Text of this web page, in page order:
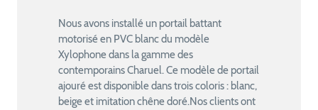
Nous avons installé un portail battant
motorisé en PVC blanc du modèle
Xylophone dans la gamme des
contemporains Charuel. Ce modèle de portail
ajouré est disponible dans trois coloris : blanc,
beige et imitation chêne doré.Nos clients ont